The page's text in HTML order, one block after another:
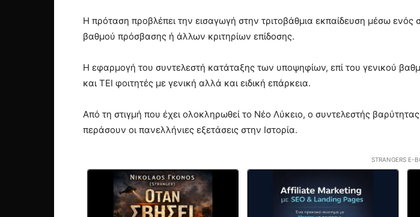
Η πρόταση προβλέπει την εισαγωγή στην τριτοβάθμια εκπαίδευση μέσω
βαθμού πρόσβασης ή άλλων κριτηρίων επίδοσης.
Η εφαρμογή του συντελεστή κατάταξης των υποψηφίων, επί του γενικού
και ΤΕΙ φοιτητές με γενική αλλά και ειδική επάρκεια.
Από τη στιγμή που έχει ολοκληρωθεί το Νέο Λύκειο, ο συντελεστής
περάσουν οι πανελλήνιες εξετάσεις στην Ιστορία.
STRANGERS E-